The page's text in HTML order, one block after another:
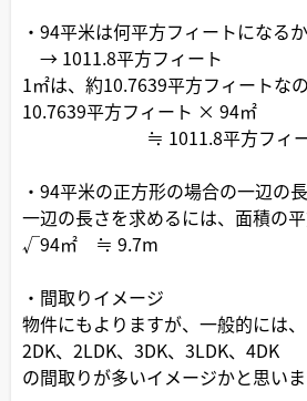
・94平米は何平方フィートになるか
→ 1011.8平方フィート
1㎡は、約10.7639平方フィートなの
10.7639平方フィート × 94㎡
≒ 1011.8平方フィー
・94平米の正方形の場合の一辺の
一辺の長さを求めるには、面積の平
√94㎡ ≒ 9.7m
・間取りイメージ
物件にもよりますが、一般的には、
2DK、2LDK、3DK、3LDK、4DK
の間取りが多いイメージかと思いま